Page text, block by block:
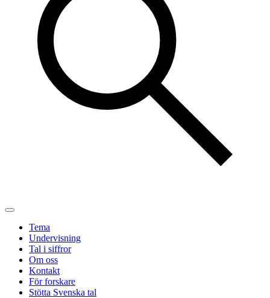
Tema
Undervisning
Tal i siffror
Om oss
Kontakt
För forskare
Stötta Svenska tal